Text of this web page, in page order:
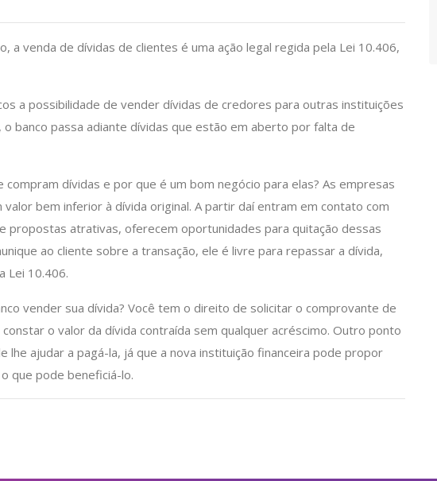
a venda de dívidas de clientes é uma ação legal regida pela Lei 10.406,
a possibilidade de vender dívidas de credores para outras instituições
o banco passa adiante dívidas que estão em aberto por falta de
compram dívidas e por que é um bom negócio para elas? As empresas
bem inferior à dívida original. A partir daí entram em contato com
propostas atrativas, oferecem oportunidades para quitação dessas
ao cliente sobre a transação, ele é livre para repassar a dívida,
Lei 10.406.
vender sua dívida? Você tem o direito de solicitar o comprovante de
o valor da dívida contraída sem qualquer acréscimo. Outro ponto
lhe ajudar a pagá-la, já que a nova instituição financeira pode propor
que pode beneficiá-lo.